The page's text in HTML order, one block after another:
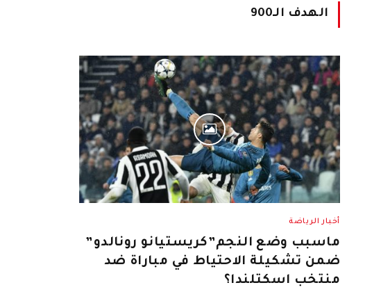
الهدف الـ900
أخبار الرياضة
ماسبب وضع النجم”كريستيانو رونالدو”
ضمن تشكيلة الاحتياط في مباراة ضد
منتخب اسكتلندا؟